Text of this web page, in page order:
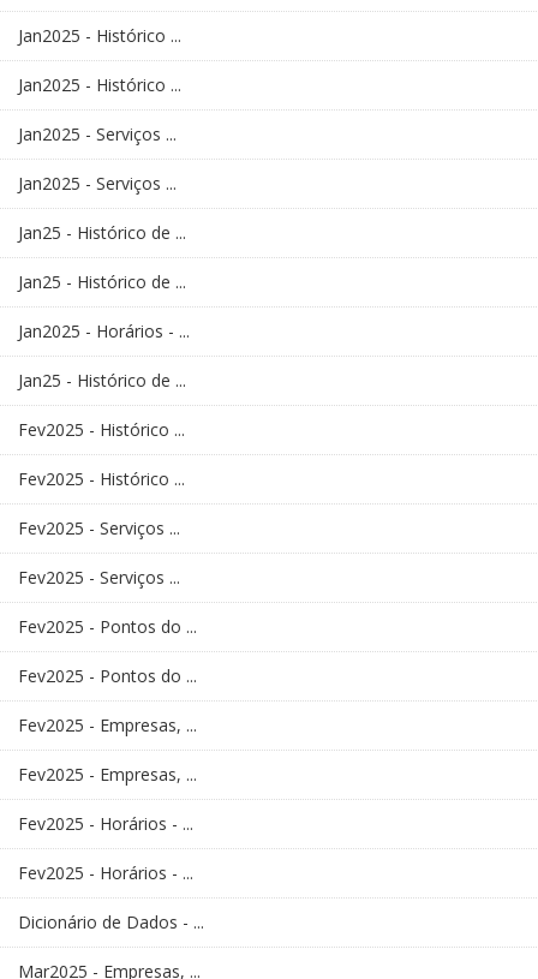
Jan2025 - Histórico ...
Jan2025 - Histórico ...
Jan2025 - Serviços ...
Jan2025 - Serviços ...
Jan25 - Histórico de ...
Jan25 - Histórico de ...
Jan2025 - Horários - ...
Jan25 - Histórico de ...
Fev2025 - Histórico ...
Fev2025 - Histórico ...
Fev2025 - Serviços ...
Fev2025 - Serviços ...
Fev2025 - Pontos do ...
Fev2025 - Pontos do ...
Fev2025 - Empresas, ...
Fev2025 - Empresas, ...
Fev2025 - Horários - ...
Fev2025 - Horários - ...
Dicionário de Dados - ...
Mar2025 - Empresas, ...